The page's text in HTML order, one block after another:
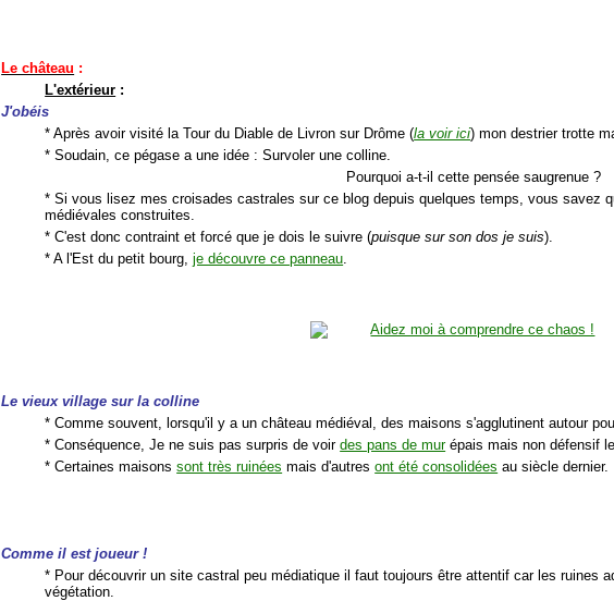
Le château :
L'extérieur :
J'obéis
* Après avoir visité la Tour du Diable de Livron sur Drôme (la voir ici) mon destrier trotte
* Soudain, ce pégase a une idée : Survoler une colline.
Pourquoi a-t-il cette pensée saugrenue ?
* Si vous lisez mes croisades castrales sur ce blog depuis quelques temps, vous savez
médiévales construites.
* C'est donc contraint et forcé que je dois le suivre (puisque sur son dos je suis).
* A l'Est du petit bourg,je découvre ce panneau
Le vieux village sur la colline
* Comme souvent, lorsqu'il y a un château médiéval, des maisons s'agglutinent autour
* Conséquence, Je ne suis pas surpris de voirdes pans de murépais mais non défensif
* Certaines maisonssont très ruinées mais d'autresont été consolidées au siècle dernier.
Comme il est joueur !
* Pour découvrir un site castral peu médiatique il faut toujours être attentif car les ruines
végétation.